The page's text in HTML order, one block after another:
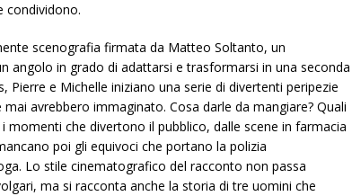
condividono.
scenografia firmata da Matteo Soltanto, un
angolo in grado di adattarsi e trasformarsi in una seconda
Pierre e Michelle iniziano una serie di divertenti peripezie
avrebbero immaginato. Cosa darle da mangiare? Quali
momenti che divertono il pubblico, dalle scene in farmacia
poi gli equivoci che portano la polizia
Lo stile cinematografico del racconto non passa
ma si racconta anche la storia di tre uomini che